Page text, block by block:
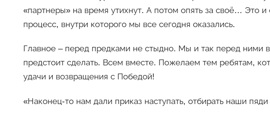
«партнеры» на время утихнут. А потом опять за своё… Это и
процесс, внутри которого мы все сегодня оказались.
Главное – перед предками не стыдно. Мы и так перед ними
предстоит сделать. Всем вместе. Пожелаем тем ребятам,
удачи и возвращения с Победой!
«Наконец-то нам дали приказ наступать, отбирать наши